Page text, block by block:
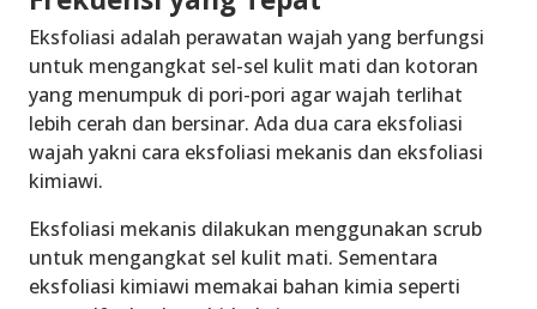
Eksfoliasi adalah perawatan wajah yang berfungsi
untuk mengangkat sel-sel kulit mati dan kotoran
yang menumpuk di pori-pori agar wajah terlihat
lebih cerah dan bersinar. Ada dua cara eksfoliasi
wajah yakni cara eksfoliasi mekanis dan eksfoliasi
kimiawi.
Eksfoliasi mekanis dilakukan menggunakan scrub
untuk mengangkat sel kulit mati. Sementara
eksfoliasi kimiawi memakai bahan kimia seperti